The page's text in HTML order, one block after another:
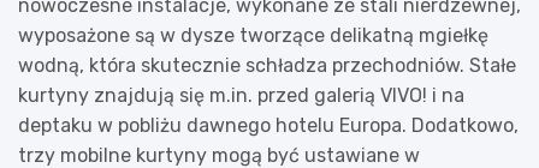
nowoczesne instalacje, wykonane ze stali nierdzewnej,
wyposażone są w dysze tworzące delikatną mgiełkę
wodną, która skutecznie schładza przechodniów. Stałe
kurtyny znajdują się m.in. przed galerią VIVO! i na
deptaku w pobliżu dawnego hotelu Europa. Dodatkowo,
trzy mobilne kurtyny mogą być ustawiane w